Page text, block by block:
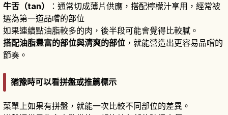
牛舌（tan）
：通常切成薄片供應，搭配檸檬汁享用，經常被
選為第一道品嚐的部位
如果連續點油脂較多的肉，後半段可能會覺得比較膩。
搭配油脂豐富的部位與清爽的部位 ，就能營造出更容易品嚐的
節奏。
猶豫時可以看拼盤或推薦標示
菜單上如果有拼盤，就能一次比較不同部位的差異。